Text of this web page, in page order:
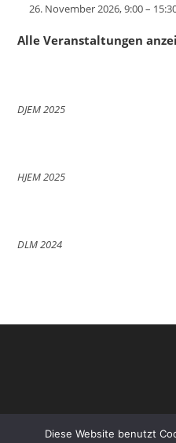
26. November 2026, 9:00–
Alle Veranstaltungen
DJEM 2025
HJEM 2025
DLM 2024
Diese Website benutzt